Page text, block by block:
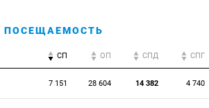
ПОСЕЩАЕМОСТЬ
СП ОП CПД CПГ
7 151 28 604 14 382 4 740